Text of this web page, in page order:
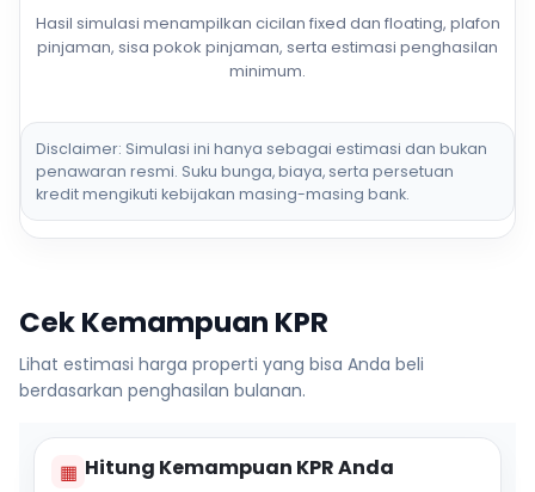
Hasil simulasi menampilkan cicilan fixed dan floating, plafon
pinjaman, sisa pokok pinjaman, serta estimasi penghasilan
minimum.
Disclaimer: Simulasi ini hanya sebagai estimasi dan bukan
penawaran resmi. Suku bunga, biaya, serta persetuan
kredit mengikuti kebijakan masing-masing bank.
Cek Kemampuan KPR
Lihat estimasi harga properti yang bisa Anda beli
berdasarkan penghasilan bulanan.
▦ Hitung Kemampuan KPR Anda